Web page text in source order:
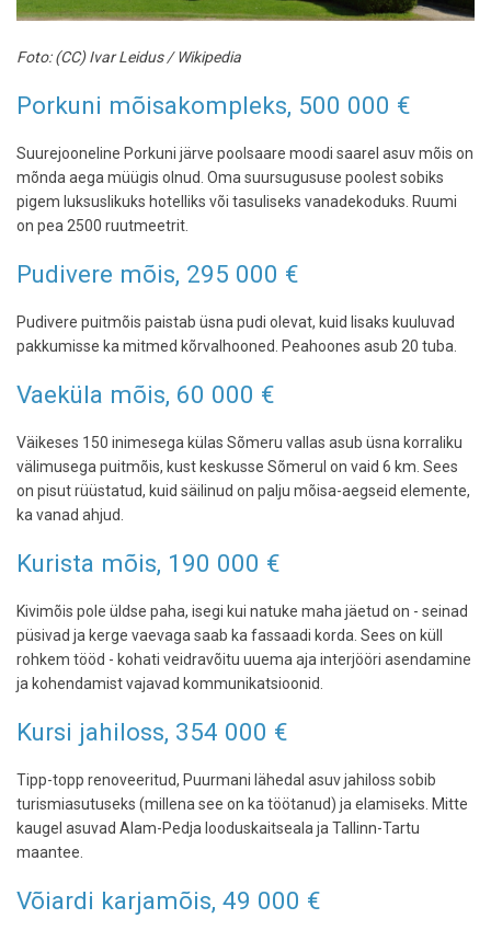
Foto: (CC) Ivar Leidus / Wikipedia
Porkuni mõisakompleks, 500 000 €
Suurejooneline Porkuni järve poolsaare moodi saarel asuv mõis on
mõnda aega müügis olnud. Oma suursugususe poolest sobiks
pigem luksuslikuks hotelliks või tasuliseks vanadekoduks. Ruumi
on pea 2500 ruutmeetrit.
Pudivere mõis, 295 000 €
Pudivere puitmõis paistab üsna pudi olevat, kuid lisaks kuuluvad
pakkumisse ka mitmed kõrvalhooned. Peahoones asub 20 tuba.
Vaeküla mõis, 60 000 €
Väikeses 150 inimesega külas Sõmeru vallas asub üsna korraliku
välimusega puitmõis, kust keskusse Sõmerul on vaid 6 km. Sees
on pisut rüüstatud, kuid säilinud on palju mõisa-aegseid elemente,
ka vanad ahjud.
Kurista mõis, 190 000 €
Kivimõis pole üldse paha, isegi kui natuke maha jäetud on - seinad
püsivad ja kerge vaevaga saab ka fassaadi korda. Sees on küll
rohkem tööd - kohati veidravõitu uuema aja interjööri asendamine
ja kohendamist vajavad kommunikatsioonid.
Kursi jahiloss, 354 000 €
Tipp-topp renoveeritud, Puurmani lähedal asuv jahiloss sobib
turismiasutuseks (millena see on ka töötanud) ja elamiseks. Mitte
kaugel asuvad Alam-Pedja looduskaitseala ja Tallinn-Tartu
maantee.
Võiardi karjamõis, 49 000 €